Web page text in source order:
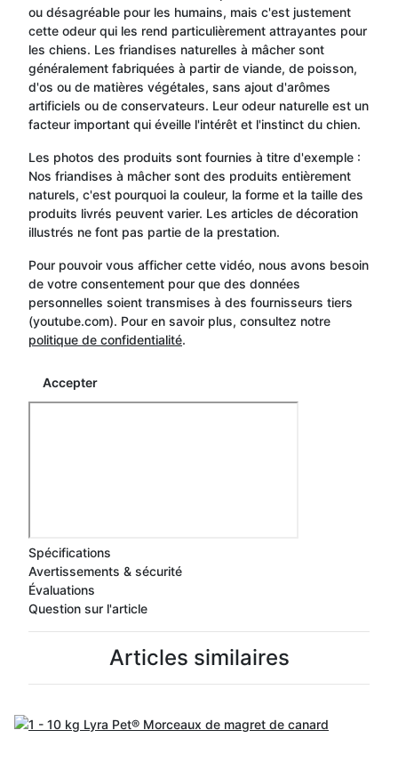
ou désagréable pour les humains, mais c'est justement
cette odeur qui les rend particulièrement attrayantes pour
les chiens. Les friandises naturelles à mâcher sont
généralement fabriquées à partir de viande, de poisson,
d'os ou de matières végétales, sans ajout d'arômes
artificiels ou de conservateurs. Leur odeur naturelle est un
facteur important qui éveille l'intérêt et l'instinct du chien.
Les photos des produits sont fournies à titre d'exemple :
Nos friandises à mâcher sont des produits entièrement
naturels, c'est pourquoi la couleur, la forme et la taille des
produits livrés peuvent varier. Les articles de décoration
illustrés ne font pas partie de la prestation.
Pour pouvoir vous afficher cette vidéo, nous avons besoin
de votre consentement pour que des données
personnelles soient transmises à des fournisseurs tiers
(youtube.com). Pour en savoir plus, consultez notre
politique de confidentialité.
Accepter
Spécifications
Avertissements & sécurité
Évaluations
Question sur l'article
Articles similaires